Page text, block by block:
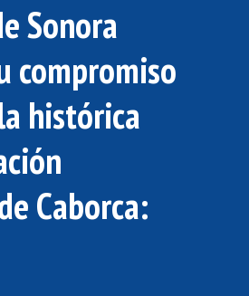
Sonora
compromiso
histórica
Caborca: